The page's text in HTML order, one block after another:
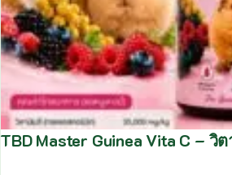
TBD Master Guinea Vita C –